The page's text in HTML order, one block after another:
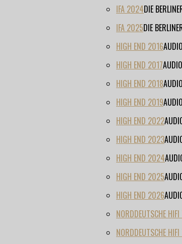
IFA 2024DIE
IFA 2025DIE
HIGH END 2016
HIGH END 2017
HIGH END 2018
HIGH END 2019
HIGH END 2022
HIGH END 2023
HIGH END 2024
HIGH END 2025
HIGH END 2026
NORDDEUTSCHE
NORDDEUTSCHE